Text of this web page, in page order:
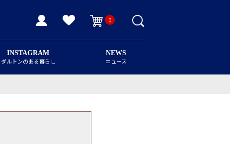
0
INSTAGRAM
ダルトンのある暮らし
NEWS
ニュース